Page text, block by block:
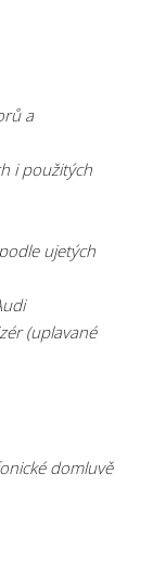
a
i použitých
ujetých
(uplavané
domluvě